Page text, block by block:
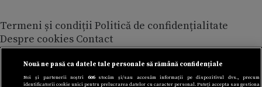
Termeni și condiții Politică de confidențialitate
Despre cookies Contact
Modifică preferințe pentru confidențialitate
© Toate drepturile rezervate Adevarul Holding 2026
Nouă ne pasă ca datele tale personale să rămână confidențiale
Noi și partenerii noștri 606stocăm și/sau accesăm informații pe dispozitivul dvs., precum
identificatorii cookie unici pentru prelucrarea datelor cu caracter personal. Puteți accepta sau gestiona